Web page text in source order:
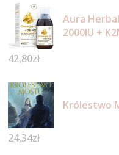
Aura
2000IU +
42,80zł
Królestwo
24,34zł